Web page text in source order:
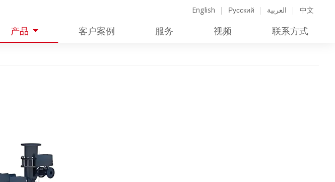
English Русский العربية 中文
产品 客户案例 服务 视频 联系方式